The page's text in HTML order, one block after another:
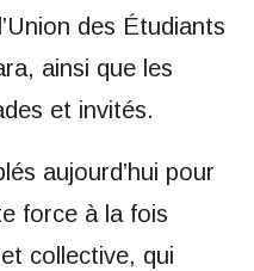
des Étudiants
ainsi que les
et invités.
aujourd’hui pour
force à la fois
collective, qui